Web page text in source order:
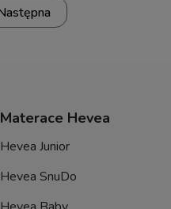
Materace Hevea
Hevea Junior
Hevea SnuDo